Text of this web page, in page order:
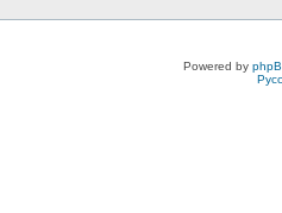
Powered by